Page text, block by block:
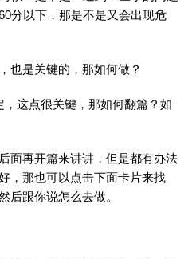
分以下，那是不是又会出现危
也是关键的，那如何做？
，这点很关键，那如何翻篇？如
面再开篇来讲讲，但是都有办法
，那也可以点击下面卡片来找
后跟你说怎么去做。